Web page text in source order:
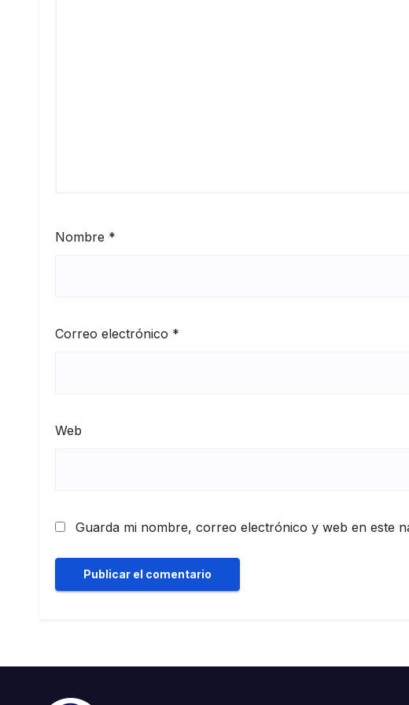
Nombre *
Correo electrónico *
Web
Guarda mi nombre, correo electrónico y web en este